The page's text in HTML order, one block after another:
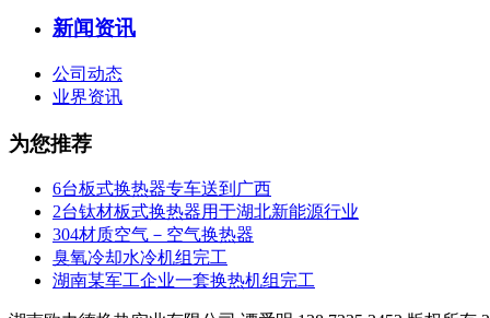
新闻资讯
公司动态
业界资讯
为您推荐
6台板式换热器专车送到广西
2台钛材板式换热器用于湖北新能源行业
304材质空气－空气换热器
臭氧冷却水冷机组完工
湖南某军工企业一套换热机组完工